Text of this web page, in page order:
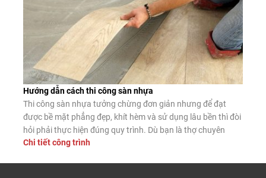
Hướng dẫn cách thi công sàn nhựa
Thi công sàn nhựa tưởng chừng đơn giản nhưng để đạt
được bề mặt phẳng đẹp, khít hèm và sử dụng lâu bền thì đòi
hỏi phải thực hiện đúng quy trình. Dù bạn là thợ chuyên
nghiệp hay tự lát tại nhà, nắm vững các bước lắp đặt chuẩn
Chi tiết công trình